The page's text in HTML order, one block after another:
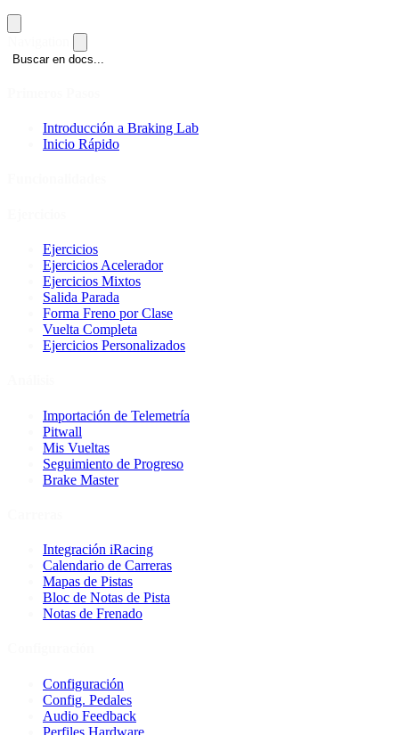
Buscar en docs...
Introducción a Braking Lab
Inicio Rápido
Ejercicios
Ejercicios Acelerador
Ejercicios Mixtos
Salida Parada
Forma Freno por Clase
Vuelta Completa
Ejercicios Personalizados
Importación de Telemetría
Pitwall
Mis Vueltas
Seguimiento de Progreso
Brake Master
Integración iRacing
Calendario de Carreras
Mapas de Pistas
Bloc de Notas de Pista
Notas de Frenado
Configuración
Config. Pedales
Audio Feedback
Perfiles Hardware